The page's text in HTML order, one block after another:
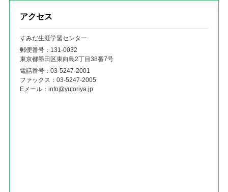
アクセス
すみだ生涯学習センター
郵便番号：131‐0032
東京都墨田区東向島2丁目38番7号
電話番号： 03-5247-2001
ファックス： 03-5247-2005
Eメール： info@yutoriya.jp